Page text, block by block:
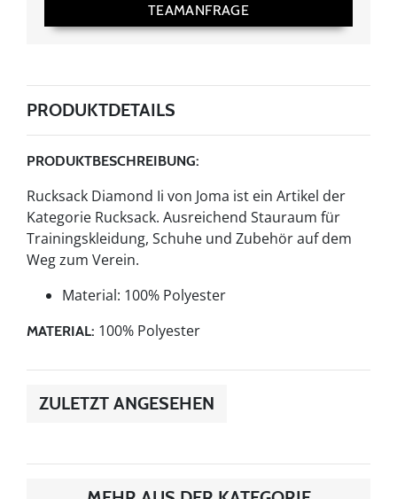
TEAMANFRAGE
PRODUKTDETAILS
PRODUKTBESCHREIBUNG:
Rucksack Diamond Ii von Joma ist ein Artikel der
Kategorie Rucksack. Ausreichend Stauraum für
Trainingskleidung, Schuhe und Zubehör auf dem
Weg zum Verein.
Material: 100% Polyester
MATERIAL: 100% Polyester
ZULETZT ANGESEHEN